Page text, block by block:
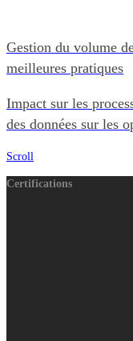
Gestion du volume
meilleures pratiques
Impact sur les
des données sur les
Scroll
Certifications